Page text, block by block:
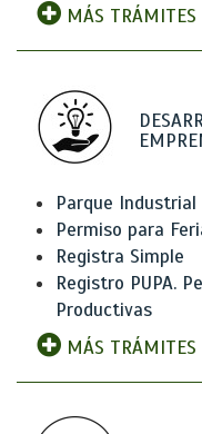
MÁS TRÁMITES
Parque
Permiso para
Registra Simple
Registro PUPA.
Productivas
MÁS TRÁMITES